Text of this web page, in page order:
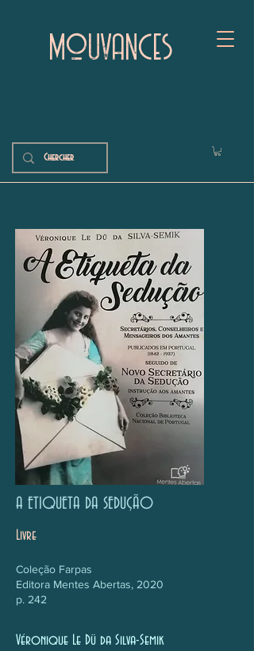
mouvances
A ETIQUETA DA SEDUÇÃO
Livre
Coleção Farpas
Editora Mentes Abertas, 2020
p. 242
Véronique Le Dü da Silva-Semik